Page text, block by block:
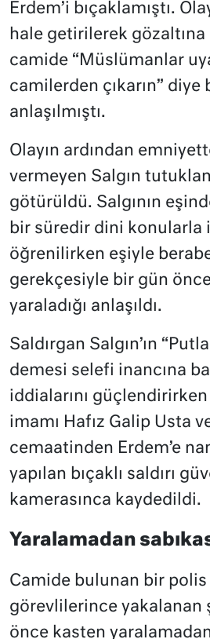
Erdem’i bıçaklamıştı.
hale getirilerek gözaltına
camide “Müslümanlar
camilerden çıkarın” diye
anlaşılmıştı.
Olayın ardından
vermeyen Salgın
götürüldü. Salgının
bir süredir dini konularla
öğrenilirken eşiyle
gerekçesiyle bir gün
yaraladığı anlaşıldı.
Saldırgan Salgın’ın
demesi selefi inancına
iddialarını
imamı Hafız Galip Usta
cemaatinden Erdem’e
yapılan bıçaklı saldırı
kamerasınca kaydedildi.
Yaralamadan
Camide bulunan bir
görevlilerince yakalanan
önce kasten yaralamadan